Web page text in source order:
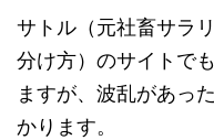
サトル（元社畜サラ
分け方）のサイトで
ますが、波乱があっ
かります。